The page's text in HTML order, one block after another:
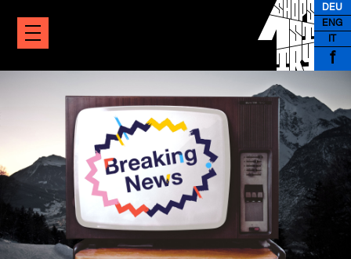
DEU
ENG
f